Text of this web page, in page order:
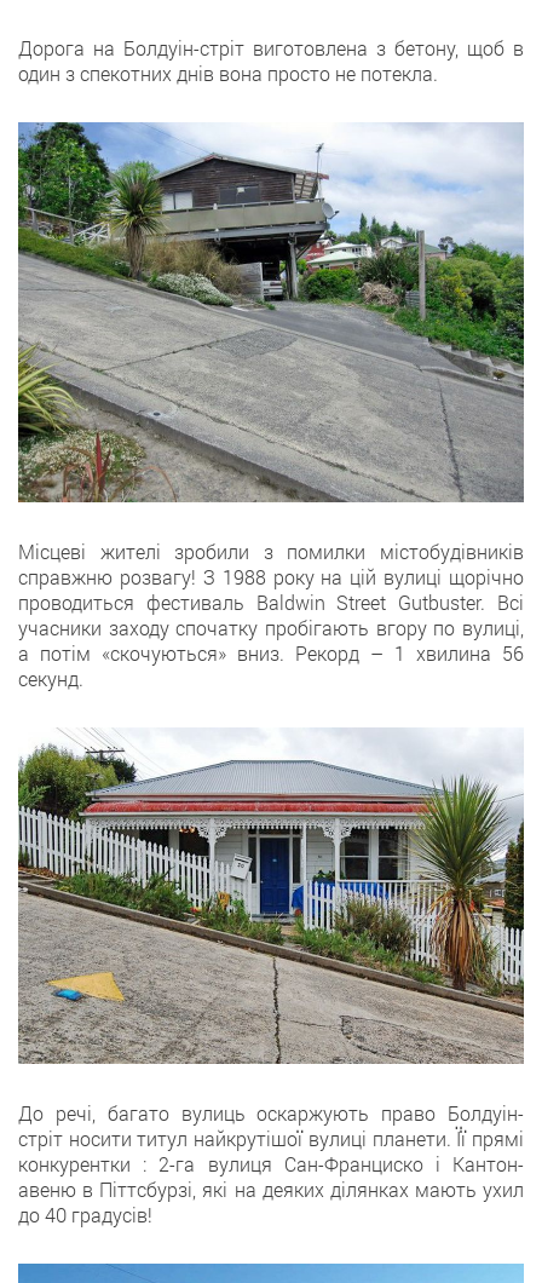
Дорога на Болдуін-стріт виготовлена з бетону, щоб в
один з спекотних днів вона просто не потекла.
Місцеві жителі зробили з помилки містобудівників
справжню розвагу! З 1988 року на цій вулиці щорічно
проводиться фестиваль Baldwin Street Gutbuster. Всі
учасники заходу спочатку пробігають вгору по вулиці,
а потім «скочуються» вниз. Рекорд – 1 хвилина 56
секунд.
До речі, багато вулиць оскаржують право Болдуін-
стріт носити титул найкрутішої вулиці планети. Її прямі
конкурентки : 2-га вулиця Сан-Франциско і Кантон-
авеню в Піттсбурзі, які на деяких ділянках мають ухил
до 40 градусів!